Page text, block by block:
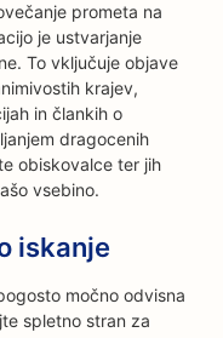
prometa na
je ustvarjanje
To vključuje objave
krajev,
in člankih o
dragocenih
obiskovalce ter jih
vsebino.
iskanje
močno odvisna
spletno stran za